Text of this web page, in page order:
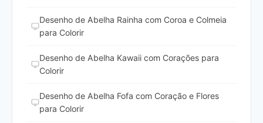
Desenho de Abelha Rainha com Coroa e Colmeia
para Colorir
Desenho de Abelha Kawaii com Corações para
Colorir
Desenho de Abelha Fofa com Coração e Flores
para Colorir